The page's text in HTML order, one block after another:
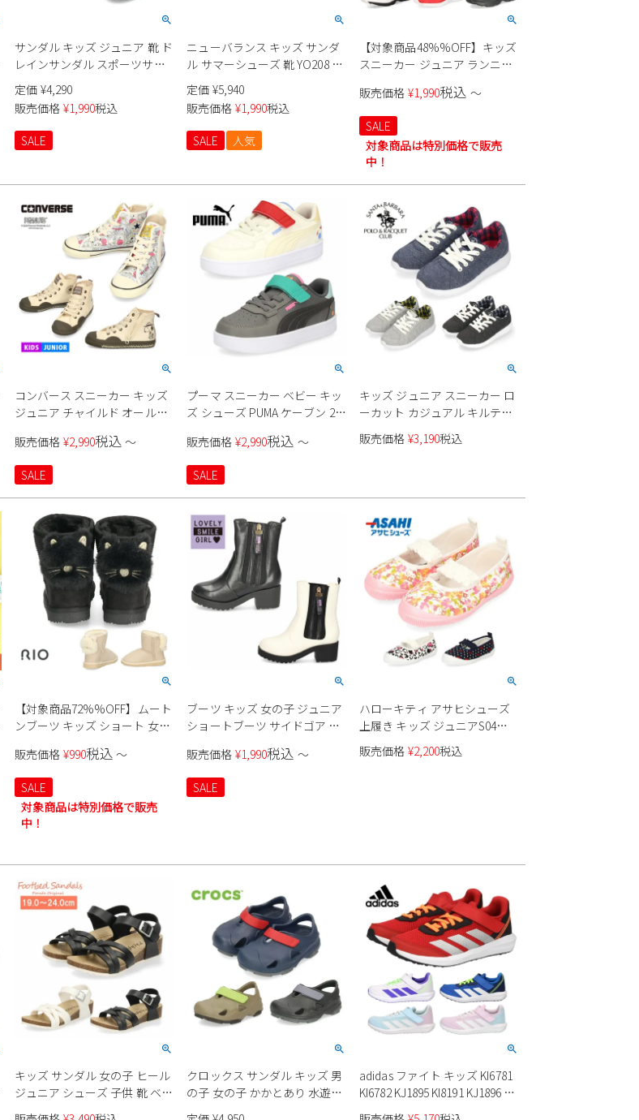
サンダル キッズ ジュニア 靴 ド
レインサンダル スポーツサン
ダル 水捌け抜群 速乾 3E ベルク
ロ R43802-47 TOWN &
COUNTRY
定価 ¥4,290
販売価格 ¥1,990税込
SALE
ニューバランス キッズ サンダ
ル サマーシューズ 靴 YO208 D2
M ピンク ワイズM (やや細い-標
準) ベルクロ new balance
定価 ¥5,940
販売価格 ¥1,990税込
SALE
人気
【対象商品48%%OFF】キッズ
スニーカー ジュニア ランニン
ウトドアプロダクツ J200
KE77001 KE77002 KE77003
KE77004 子供 靴 3E ゆったり 幅
広
販売価格 ¥1,990税込 〜
SALE
対象商品は特別価格で販売
中！
コンバース スニーカー キッズ
ジュニア チャイルド オールス
37302940 converse
販売価格 ¥2,990税込 〜
SALE
プーマ スニーカー ベビー キッ
ズ シューズ PUMA ケーブン 2.0
ント 395442 01 ホワイト 02 グ
レー 水玉 ベビー靴
販売価格 ¥2,990税込 〜
SALE
キッズ ジュニア スニーカー ロ
ーカット カジュアル キルティ
ング スウェット 超軽量 デイリ
ー 通学 サンタバーバラ ポロ＆
販売価格 ¥3,190税込
【対象商品72%%OFF】ムート
ンブーツ キッズ ショート 女の
いい 防寒 防滑 ブラック 黒 ベ
ージュ ファー ネコ RIO 44410
子供 靴 子供靴
販売価格 ¥990税込 〜
SALE
対象商品は特別価格で販売
中！
ブーツ キッズ 女の子 ジュニア
ショートブーツ サイドゴア 厚
わいい 黒 ブラック ホワイト ラ
ブリースマイル 2501
販売価格 ¥1,990税込 〜
SALE
ハローキティ アサヒシューズ
上履き キッズ ジュニアS04
KD37051 KD37052 KD37053 白
ホワイト ピンク ネイビー バレ
販売価格 ¥2,200税込
キッズ サンダル 女の子 ヒール
ジュニア シューズ 子供 靴 ベル
クロ ベルト アンクルストラッ
クロックス サンダル キッズ 男
の子 女の子 かかとあり 水遊び
バックストラップ オールテレ
adidas ファイト キッズ KI6781
KI6782 KJ1895 KI8191 KJ1896 運
動靴 通学